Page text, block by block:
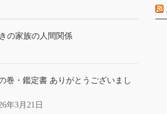
の家族の人間関係
巻・鑑定書 ありがとうございまし
年3月21日